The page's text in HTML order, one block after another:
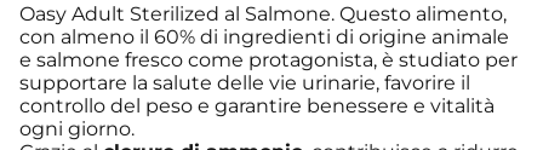
Oasy Adult Sterilized al Salmone. Questo alimento,
con almeno il 60% di ingredienti di origine animale
e salmone fresco come protagonista, è studiato per
supportare la salute delle vie urinarie, favorire il
controllo del peso e garantire benessere e vitalità
ogni giorno.